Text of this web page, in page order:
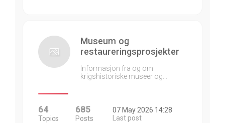
Museum og
restaureringsprosjekter
Informasjon fra og om
krigshistoriske museer og…
64
Topics
685
Posts
07 May 2026 14:28
Last post